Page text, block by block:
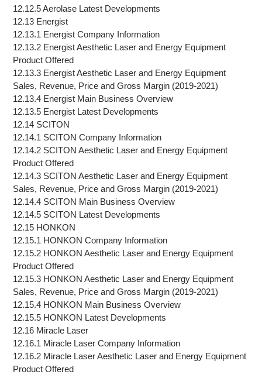
12.12.5 Aerolase Latest Developments
12.13 Energist
12.13.1 Energist Company Information
12.13.2 Energist Aesthetic Laser and Energy Equipment
Product Offered
12.13.3 Energist Aesthetic Laser and Energy Equipment
Sales, Revenue, Price and Gross Margin (2019-2021)
12.13.4 Energist Main Business Overview
12.13.5 Energist Latest Developments
12.14 SCITON
12.14.1 SCITON Company Information
12.14.2 SCITON Aesthetic Laser and Energy Equipment
Product Offered
12.14.3 SCITON Aesthetic Laser and Energy Equipment
Sales, Revenue, Price and Gross Margin (2019-2021)
12.14.4 SCITON Main Business Overview
12.14.5 SCITON Latest Developments
12.15 HONKON
12.15.1 HONKON Company Information
12.15.2 HONKON Aesthetic Laser and Energy Equipment
Product Offered
12.15.3 HONKON Aesthetic Laser and Energy Equipment
Sales, Revenue, Price and Gross Margin (2019-2021)
12.15.4 HONKON Main Business Overview
12.15.5 HONKON Latest Developments
12.16 Miracle Laser
12.16.1 Miracle Laser Company Information
12.16.2 Miracle Laser Aesthetic Laser and Energy Equipment
Product Offered